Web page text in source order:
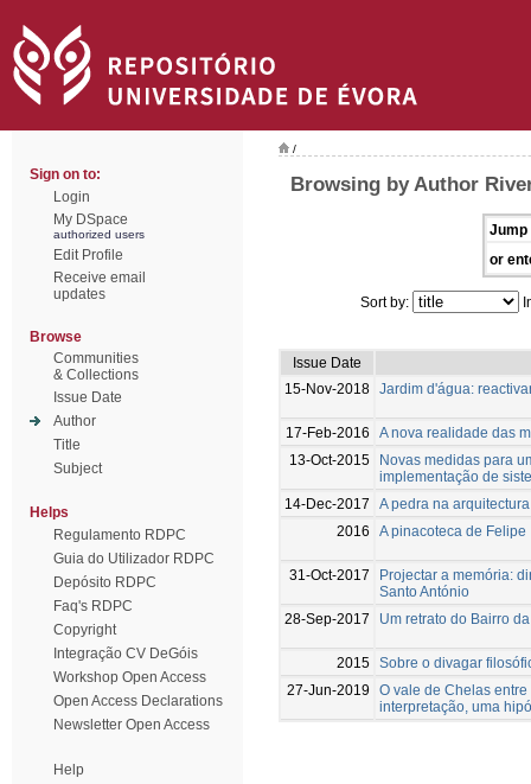
Sign on to:
Login
My DSpace
authorized users
Edit Profile
Receive email
updates
Browse
Communities
& Collections
Issue Date
Author
Title
Subject
Helps
Regulamento RDPC
Guia do Utilizador RDPC
Depósito RDPC
Faq's RDPC
Copyright
Integração CV DeGóis
Workshop Open Access
Open Access Declarations
Newsletter Open Access
Help
/
Browsing by Author
Jump
or
Sort by:
Issue Date
15-Nov-2018 Jardim d'água:
17-Feb-2016
A nova realidade das
13-Oct-2015
Novas medidas para
implementação de
14-Dec-2017
A pedra na
2016
A pinacoteca de
31-Oct-2017
Projectar a memória:
Santo António
28-Sep-2017
Um retrato do Bairro
2015 Sobre o divagar
27-Jun-2019
O vale de Chelas
interpretação, uma